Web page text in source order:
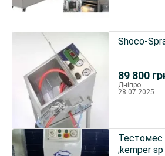
89 800
Shoco-
Дніпро
28.07.2025
Тестомес
;kemper